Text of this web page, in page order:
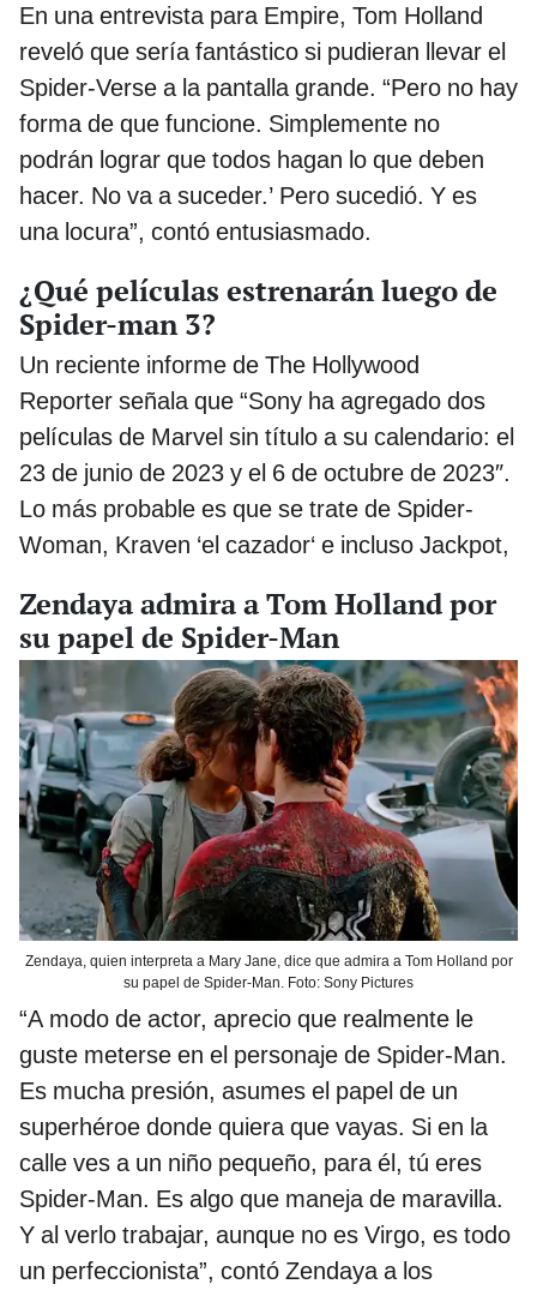
En una entrevista para Empire, Tom Holland
reveló que sería fantástico si pudieran llevar el
Spider-Verse a la pantalla grande. “Pero no hay
forma de que funcione. Simplemente no
podrán lograr que todos hagan lo que deben
hacer. No va a suceder.’ Pero sucedió. Y es
una locura”, contó entusiasmado.
¿Qué películas estrenarán luego de
Spider-man 3?
Un reciente informe de The Hollywood
Reporter señala que “Sony ha agregado dos
películas de Marvel sin título a su calendario: el
23 de junio de 2023 y el 6 de octubre de 2023″.
Lo más probable es que se trate de Spider-
Woman, Kraven ‘el cazador‘ e incluso Jackpot,
Zendaya admira a Tom Holland por
su papel de Spider-Man
Zendaya, quien interpreta a Mary Jane, dice que admira a Tom Holland por
su papel de Spider-Man. Foto: Sony Pictures
“A modo de actor, aprecio que realmente le
guste meterse en el personaje de Spider-Man.
Es mucha presión, asumes el papel de un
superhéroe donde quiera que vayas. Si en la
calle ves a un niño pequeño, para él, tú eres
Spider-Man. Es algo que maneja de maravilla.
Y al verlo trabajar, aunque no es Virgo, es todo
un perfeccionista”, contó Zendaya a los